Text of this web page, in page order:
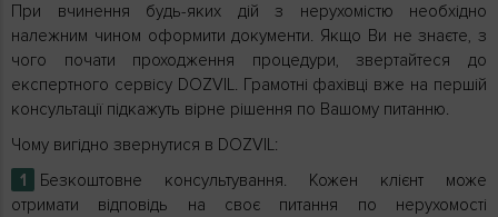
При вчинення будь-яких дій з нерухомістю необхідно
належним чином оформити документи. Якщо Ви не знаєте, з
чого почати проходження процедури, звертайтеся до
експертного сервісу DOZVIL. Грамотні фахівці вже на першій
консультації підкажуть вірне рішення по Вашому питанню.
Чому вигідно звернутися в DOZVIL:
Безкоштовне консультування. Кожен клієнт може
отримати відповідь на своє питання по нерухомості